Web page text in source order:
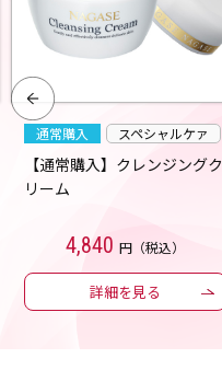
通常購入 スペシャルケァ
【通常購入】クレンジングク
リーム
4,840 円（税込）
詳細を見る